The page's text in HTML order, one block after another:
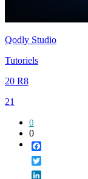
Qodly Studio
Tutoriels
20 R8
21
0
0